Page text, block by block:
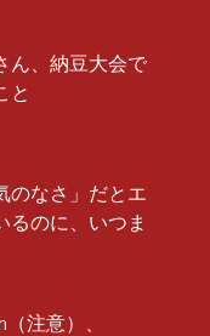
ん、納豆大会で
と
のなさ」だとエ
るのに、いつま
注意）、